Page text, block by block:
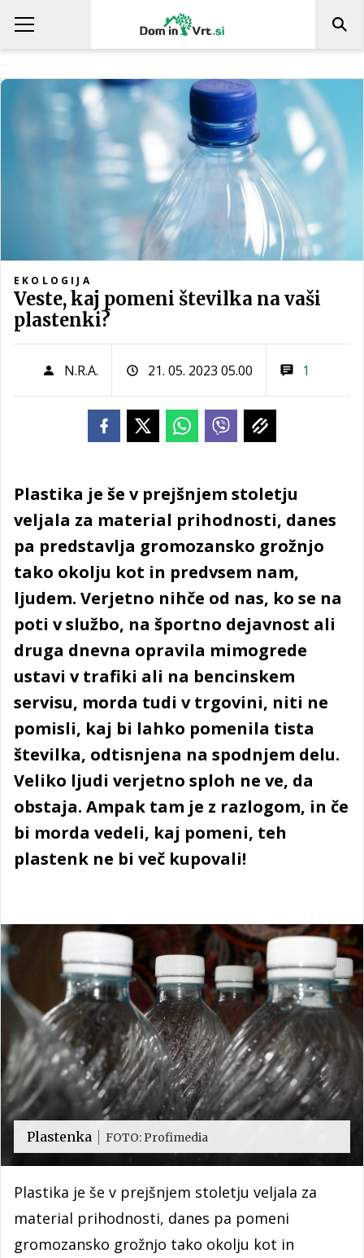
EKOLOGIJA
Veste, kaj pomeni številka na vaši
plastenki?
N.R.A. 21. 05. 2023 05.00 1
Plastika je še v prejšnjem stoletju
veljala za material prihodnosti, danes
pa predstavlja gromozansko grožnjo
tako okolju kot in predvsem nam,
ljudem. Verjetno nihče od nas, ko se na
poti v službo, na športno dejavnost ali
druga dnevna opravila mimogrede
ustavi v trafiki ali na bencinskem
servisu, morda tudi v trgovini, niti ne
pomisli, kaj bi lahko pomenila tista
številka, odtisnjena na spodnjem delu.
Veliko ljudi verjetno sploh ne ve, da
obstaja. Ampak tam je z razlogom, in če
bi morda vedeli, kaj pomeni, teh
plastenk ne bi več kupovali!
Plastenka FOTO: Profimedia
Plastika je še v prejšnjem stoletju veljala za
material prihodnosti, danes pa pomeni
gromozansko grožnjo tako okolju kot in